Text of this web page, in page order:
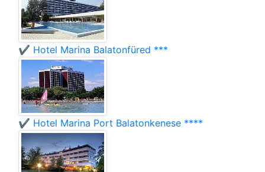
✔️ Hotel Marina Balatonfüred ***
✔️ Hotel Marina Port Balatonkenese ****